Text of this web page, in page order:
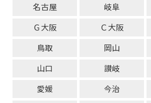
名古屋
岐阜
Ｇ大阪
Ｃ大阪
鳥取
岡山
山口
讃岐
愛媛
今治